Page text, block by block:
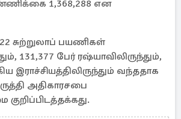
1,368,288 என
சுற்றுலாப் பயணிகள்
131,377 பேர் ரஷ்யாவிலிருந்தும்,
இராச்சியத்திலிருந்தும் வந்ததாக
அதிகாரசபை